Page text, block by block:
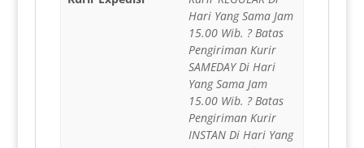
Hari Yang Sama Jam
15.00 Wib. ? Batas
Pengiriman Kurir
SAMEDAY Di Hari
Yang Sama Jam
15.00 Wib. ? Batas
Pengiriman Kurir
INSTAN Di Hari Yang